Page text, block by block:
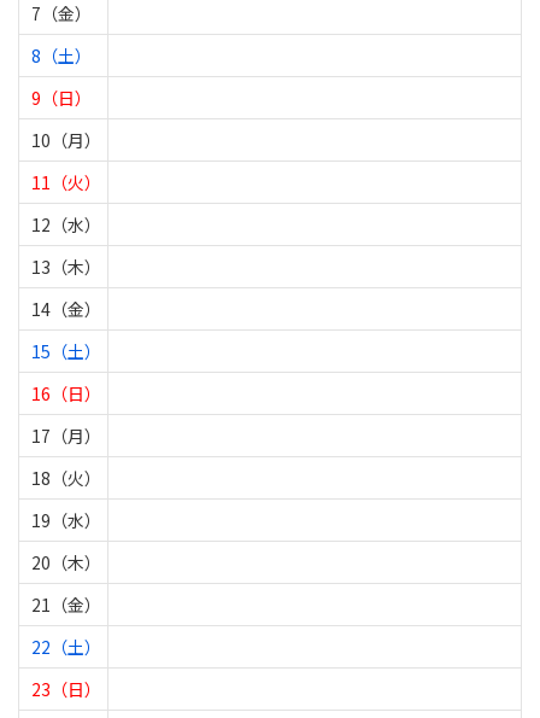
7（金）
8（土）
9（日）
10（月）
11（火）
12（水）
13（木）
14（金）
15（土）
16（日）
17（月）
18（火）
19（水）
20（木）
21（金）
22（土）
23（日）